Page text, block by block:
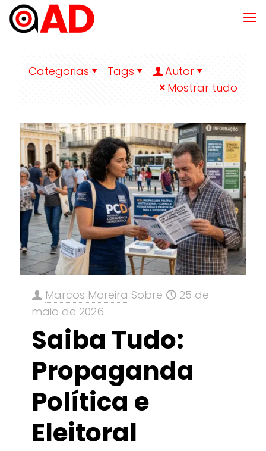
Categorias Tags
Autor
Mostrar tudo
Marcos Moreira Sobre
25 de
maio de 2026
Saiba Tudo:
Propaganda
Política e
Eleitoral